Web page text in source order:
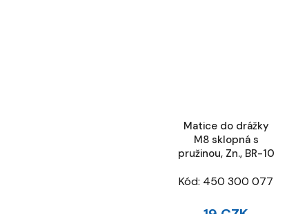
Matice do drážky
M8 sklopná s
pružinou, Zn., BR-10
Kód: 450 300 077